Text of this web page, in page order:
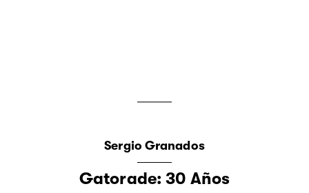
Sergio Granados
Gatorade: 30 Años